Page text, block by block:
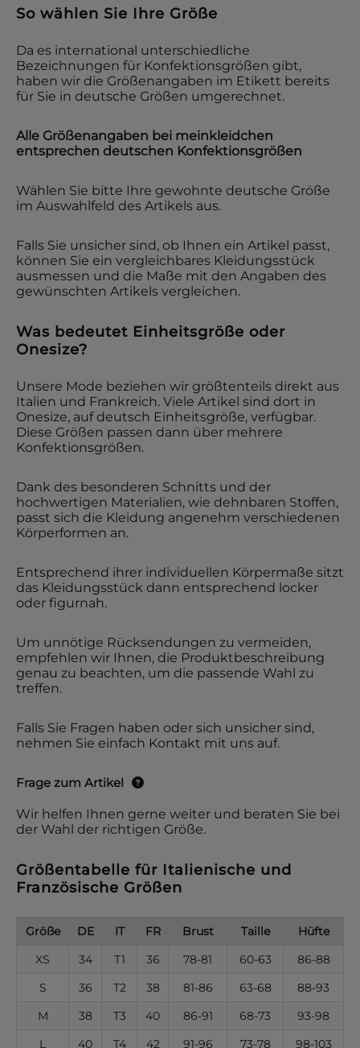
So wählen Sie Ihre Größe
Da es international unterschiedliche
Bezeichnungen für Konfektionsgrößen gibt,
haben wir die Größenangaben im Etikett bereits
für Sie in deutsche Größen umgerechnet.
Alle Größenangaben bei meinkleidchen
entsprechen deutschen Konfektionsgrößen
Wählen Sie bitte Ihre gewohnte deutsche Größe
im Auswahlfeld des Artikels aus.
Falls Sie unsicher sind, ob Ihnen ein Artikel passt,
können Sie ein vergleichbares Kleidungsstück
ausmessen und die Maße mit den Angaben des
gewünschten Artikels vergleichen.
Was bedeutet Einheitsgröße oder
Onesize?
Unsere Mode beziehen wir größtenteils direkt aus
Italien und Frankreich. Viele Artikel sind dort in
Onesize, auf deutsch Einheitsgröße, verfügbar.
Diese Größen passen dann über mehrere
Konfektionsgrößen.
Dank des besonderen Schnitts und der
hochwertigen Materialien, wie dehnbaren Stoffen,
passt sich die Kleidung angenehm verschiedenen
Körperformen an.
Entsprechend ihrer individuellen Körpermaße sitzt
das Kleidungsstück dann entsprechend locker
oder figurnah.
Um unnötige Rücksendungen zu vermeiden,
empfehlen wir Ihnen, die Produktbeschreibung
genau zu beachten, um die passende Wahl zu
treffen.
Falls Sie Fragen haben oder sich unsicher sind,
nehmen Sie einfach Kontakt mit uns auf.
Frage zum Artikel
Wir helfen Ihnen gerne weiter und beraten Sie bei
der Wahl der richtigen Größe.
Größentabelle für Italienische und
Französische Größen
Größe DE IT FR Brust Taille
Hüfte
XS
34 T1 36 78-81 60-63
86-88
S
36 T2 38 81-86 63-68
88-93
M
38 T3 40 86-91 68-73
93-98
L
40 T4 42 91-96 73-78
98-103